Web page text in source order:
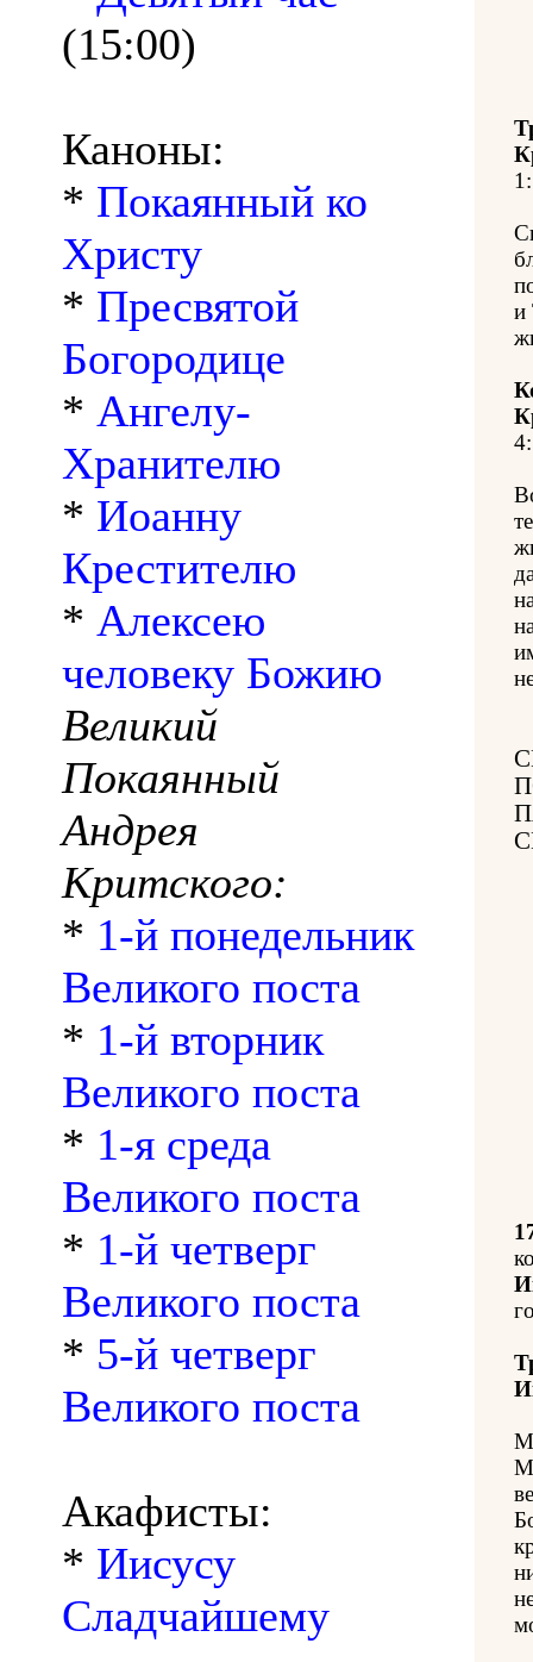
(15:00)
Каноны:
* Покаянный ко
Христу
* Пресвятой
Богородице
* Ангелу-
Хранителю
* Иоанну
Крестителю
* Алексею
человеку Божию
Великий
Покаянный
Андрея
Критского:
* 1-й понедельник
Великого поста
* 1-й вторник
Великого поста
* 1-я среда
Великого поста
* 1-й четверг
Великого поста
* 5-й четверг
Великого поста
Акафисты:
* Иисусу
Сладчайшему
1:
и
4: